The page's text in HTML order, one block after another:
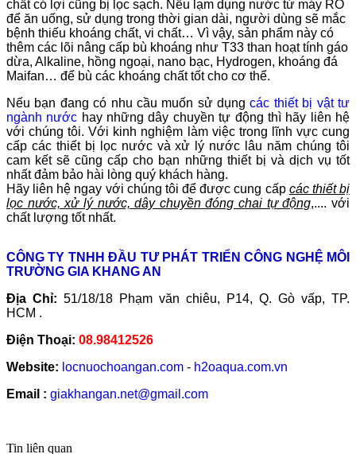
chất có lợi cũng bị lọc sạch. Nếu lạm dụng nước từ máy RO
để ăn uống, sử dụng trong thời gian dài, người dùng sẽ mắc
bệnh thiếu khoáng chất, vi chất… Vì vậy, sản phẩm này có
thêm các lõi nâng cấp bù khoáng như T33 than hoạt tính gáo
dừa, Alkaline, hồng ngoại, nano bạc, Hydrogen, khoáng đá
Maifan… để bù các khoáng chất tốt cho cơ thể.
Nếu bạn đang có nhu cầu muốn sử dụngcác thiết bị vật tư
ngành nước hay những dây chuyền tự động thì hãy liên hệ
với chúng tôi. Với kinh nghiệm làm việc trong lĩnh vực cung
cấp các thiết bị lọc nước và xử lý nước lâu năm chúng tôi
cam kết sẽ cũng cấp cho bạn những thiết bị và dịch vụ tốt
nhất đảm bảo hài lòng quý khách hàng.
Hãy liên hệ ngay với chúng tôi để được cung cấp các thiết bị
lọc nước, xử lý nước, dây chuyền đóng chai tự động,.... với
chất lượng tốt nhất.
CÔNG TY TNHH ĐẦU TƯ PHÁT TRIỂN CÔNG NGHỆ MÔI
TRƯỜNG GIA KHANG AN
Địa Chỉ: 51/18/18 Phạm văn chiêu, P14, Q. Gò vấp, TP.
HCM .
Điện Thoại: 08.98412526
Website: locnuochoangan.com - h2oaqua.com.vn
Email : giakhangan.net@gmail.com
Tin liên quan